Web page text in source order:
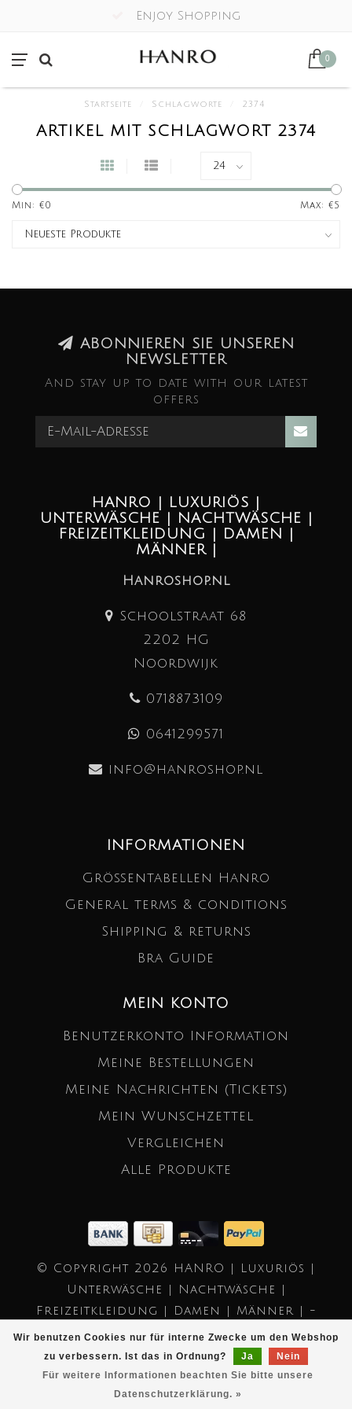
Enjoy Shopping
0
Startseite Schlagworte 2374
ARTIKEL MIT SCHLAGWORT 2374
Min: €0 Max: €5
Wir benutzen Cookies nur für interne Zwecke um den Webshop
zu verbessern. Ist das in Ordnung?
Ja
Nein
Für weitere Informationen beachten Sie bitte unsere
Datenschutzerklärung. »
ABONNIEREN SIE UNSEREN
NEWSLETTER
And stay up to date with our latest
offers
HANRO | LUXURIÖS |
UNTERWÄSCHE | NACHTWÄSCHE |
FREIZEITKLEIDUNG | DAMEN |
MÄNNER |
Hanroshop.nl
Schoolstraat 68
2202 HG
Noordwijk
0718873109
0641299571
info@hanroshop.nl
INFORMATIONEN
Größentabellen Hanro
General terms & conditions
Shipping & returns
Bra Guide
MEIN KONTO
Benutzerkonto Information
Meine Bestellungen
Meine Nachrichten (Tickets)
Mein Wunschzettel
Vergleichen
Alle Produkte
© Copyright 2026 HANRO | Luxuriös |
Unterwäsche | Nachtwäsche |
Freizeitkleidung | Damen | Männer | -
Powered by
Lightspeed
- Theme by
Dyvelopment